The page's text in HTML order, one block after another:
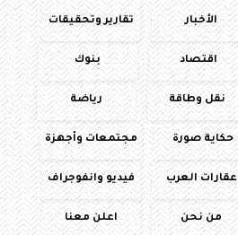
الأخبار تقارير وتحقيقات
اقتصاد بنوك
نقل وطاقة رياضة
حكاية صورة مجتمعات وأجهزة
عقارات العرب فيديو وانفوجراف
من نحن اعلن معنا